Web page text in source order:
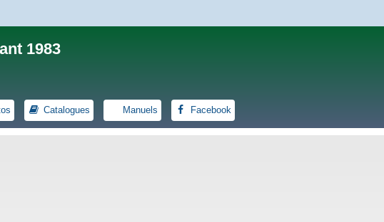
1983
Catalogues Manuels Facebook